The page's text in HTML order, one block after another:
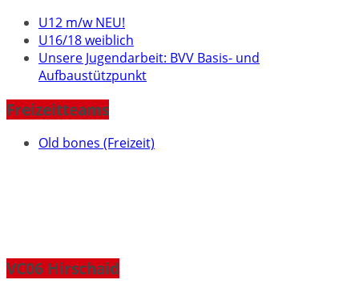
U12 m/w NEU!
U16/18 weiblich
Unsere Jugendarbeit: BVV Basis- und
Aufbaustützpunkt
Freizeitteams
Old bones (Freizeit)
VC06 Hirschaid